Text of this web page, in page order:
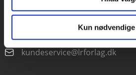
Kun
Mandag-fredag kl. 10-15
kundeservice@lrforlag.dk